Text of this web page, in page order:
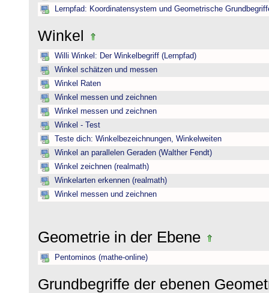
Lernpfad: Koordinatensystem und Geometrische
Winkel
Willi Winkel: Der Winkelbegriff (Lernpfad)
Winkel schätzen und messen
Winkel Raten
Winkel messen und zeichnen
Winkel messen und zeichnen
Winkel - Test
Teste dich: Winkelbezeichnungen, Winkelweiten
Winkel an parallelen Geraden (Walther Fendt)
Winkel zeichnen (realmath)
Winkelarten erkennen (realmath)
Winkel messen und zeichnen
Geometrie in der Ebene
Pentominos (mathe-online)
Grundbegriffe der ebenen